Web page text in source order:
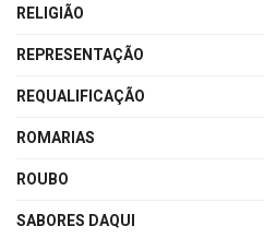
RELIGIÃO
REPRESENTAÇÃO
REQUALIFICAÇÃO
ROMARIAS
ROUBO
SABORES DAQUI